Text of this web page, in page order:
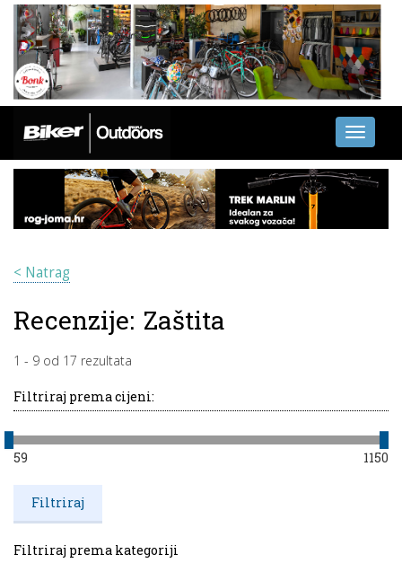
Toggle
< Natrag
Recenzije: Zaštita
1 - 9 od 17 rezultata
Filtriraj prema cijeni:
59 1150
Filtriraj prema kategoriji